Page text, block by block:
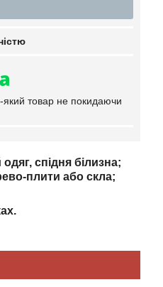
який товар не покидаючи
спідня білизна;
плити або скла;